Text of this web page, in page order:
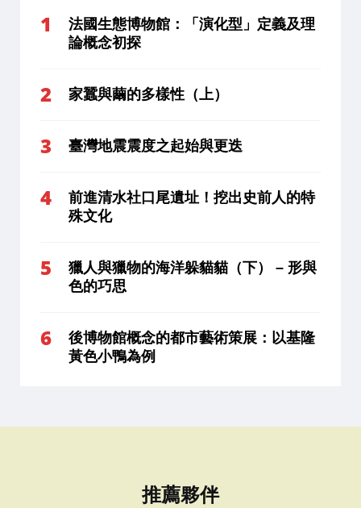
法國生態博物館：「演化型」定義及理
論概念初探
家蠶與繭的多樣性（上）
臺灣地震震度之起始與更迭
前進清水社口尾遺址！挖出史前人的特
殊文化
獵人與獵物的海洋躲貓貓（下） – 形與
色的巧思
後博物館概念的都市藝術策展：以基隆
黃色小鴨為例
推薦夥伴